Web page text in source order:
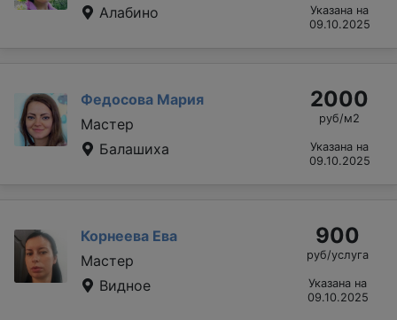
Алабино
Указана на
09.10.2025
Федосова Мария
Мастер
Балашиха
2000
руб/м2
Указана на
09.10.2025
Корнеева Ева
Мастер
Видное
900
руб/услуга
Указана на
09.10.2025